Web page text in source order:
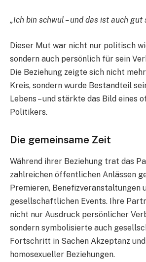
„Ich bin schwul – und das ist auch gut
Dieser Mut war nicht nur politisch
sondern auch persönlich für sein
Die Beziehung zeigte sich nicht
Kreis, sondern wurde Bestandteil
Lebens – und stärkte das Bild eines
Politikers.
Die gemeinsame Zeit
Während ihrer Beziehung trat das
zahlreichen öffentlichen Anlässen
Premieren, Benefizveranstaltungen
gesellschaftlichen Events. Ihre
nicht nur Ausdruck persönlicher
sondern symbolisierte auch
Fortschritt in Sachen Akzeptanz
homosexueller Beziehungen.